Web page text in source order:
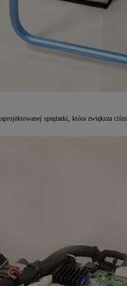
sprężarki, która zwiększa